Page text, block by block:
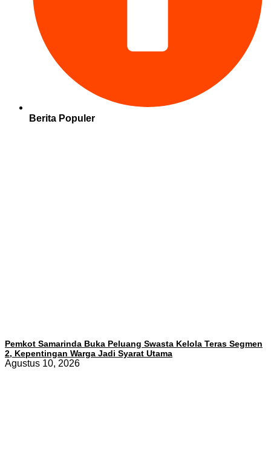
Berita Populer
Pemkot Samarinda Buka Peluang Swasta Kelola Teras Segmen
2, Kepentingan Warga Jadi Syarat Utama
Agustus 10, 2026